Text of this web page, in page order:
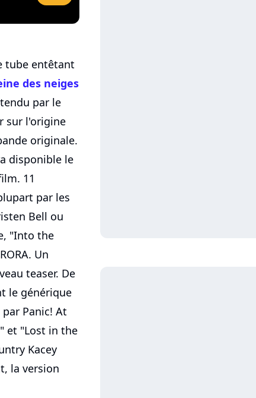
tube entêtant
des neiges
par le
sur l'origine
originale.
disponible le
11
par les
Bell ou
"Into the
Un
teaser. De
le générique
Panic! At
et "Lost in the
Kacey
la version